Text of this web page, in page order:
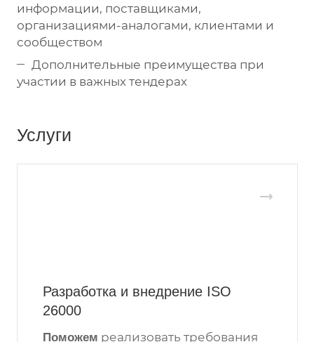
информации, поставщиками,
организациями-аналогами, клиентами и
сообществом
Дополнительные преимущества при
участии в важных тендерах
Услуги
Разработка и внедрение ISO
26000
Поможем реализовать требования